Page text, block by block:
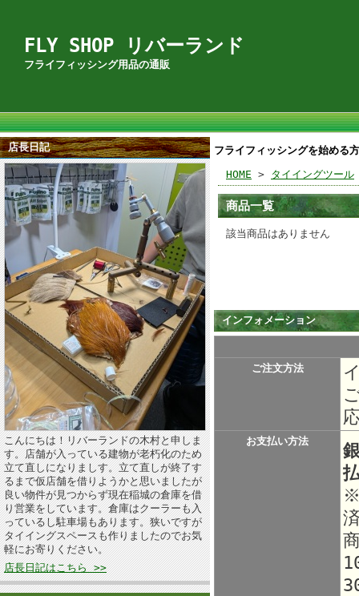
FLY SHOP リバーランド
フライフィッシング用品の通販
店長日記
こんにちは！リバーランドの木村と申しま
す。店舗が入っている建物が老朽化のため
立て直しになりましす。立て直しが終了す
るまで仮店舗を借りようかと思いましたが
良い物件が見つからず現在稲城の倉庫を借
り営業をしています。倉庫はクーラーも入
っているし駐車場もあります。狭いですが
タイイングスペースも作りましたのでお気
軽にお寄りください。
店長日記はこちら >>
フライフィッシングを始める
HOME > タイイングツール
商品一覧
該当商品はありません
インフォメーション
ご注文方法
お支払い方法